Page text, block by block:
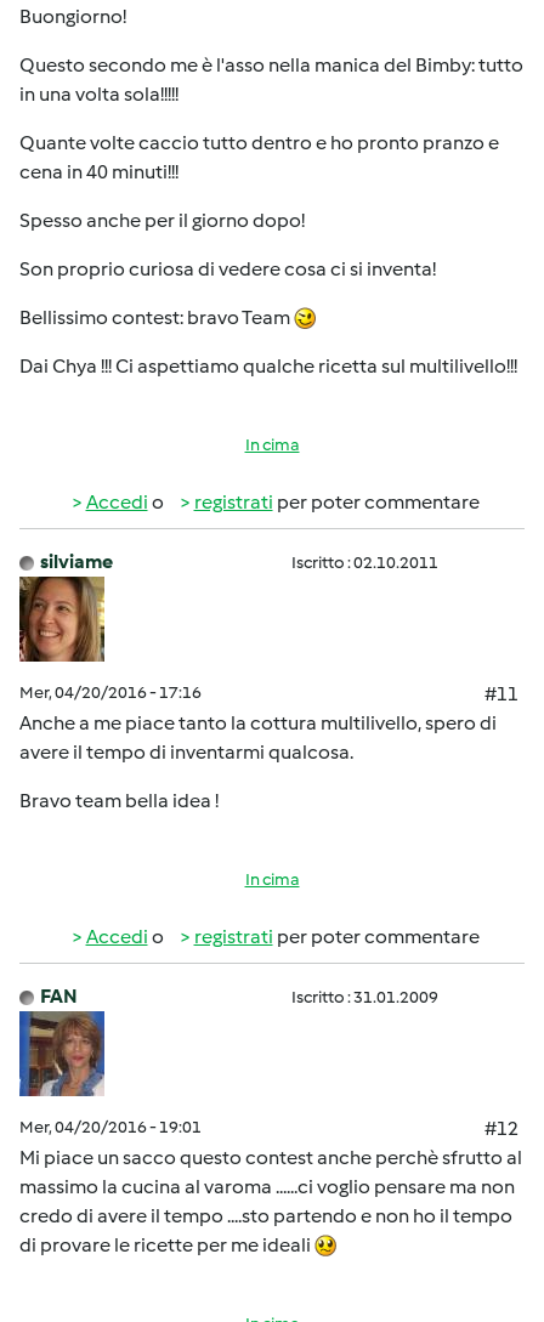
Buongiorno!
Questo secondo me è l'asso nella manica del Bimby: tutto
in una volta sola!!!!!
Quante volte caccio tutto dentro e ho pronto pranzo e
cena in 40 minuti!!!
Spesso anche per il giorno dopo!
Son proprio curiosa di vedere cosa ci si inventa!
Bellissimo contest: bravo Team
Dai Chya !!! Ci aspettiamo qualche ricetta sul multilivello!!!
In cima
Accedi o registrati per poter commentare
silviame Iscritto : 02.10.2011
Mer, 04/20/2016 - 17:16
#11
Anche a me piace tanto la cottura multilivello, spero di
avere il tempo di inventarmi qualcosa.
Bravo team bella idea !
In cima
Accedi o registrati per poter commentare
FAN Iscritto : 31.01.2009
Mer, 04/20/2016 - 19:01
#12
Mi piace un sacco questo contest anche perchè sfrutto al
massimo la cucina al varoma ......ci voglio pensare ma non
credo di avere il tempo ....sto partendo e non ho il tempo
di provare le ricette per me ideali